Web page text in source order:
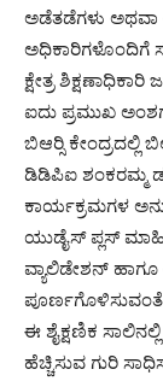
ಅಡೆತಡೆಗಳು ಅಥವಾ
ಅಧಿಕಾರಿಗಳೊಂದಿಗೆ
ಕ್ಷೇತ್ರ
ಐದು ಪ್ರಮುಖ
ಬಿಆರ್‍ಸಿ ಕೇಂದ್ರದಲ್ಲಿ
ಡಿಡಿಪಿಐ ಶಂಕರಮ್ಮ
ಕಾರ್ಯಕ್ರಮಗಳ
ಯುಡೈಸ್ ಪ್ಲಸ್
ವ್ಯಾಲಿಡೇಶನ್
ಈ ಶೈಕ್ಷಣಿಕ
ಹೆಚ್ಚಿಸುವ ಗುರಿ